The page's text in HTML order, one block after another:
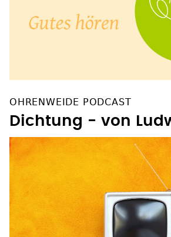
OHRENWEIDE PODCAST
Dichtung - von